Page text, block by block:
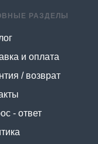
РАЗДЕЛЫ
и оплата
/ возврат
- ответ